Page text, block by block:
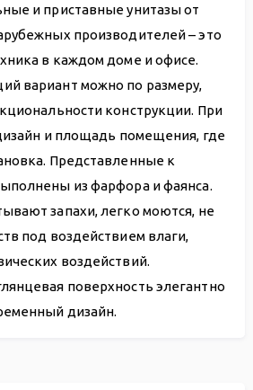
и приставные унитазы от
производителей – это
в каждом доме и офисе.
вариант можно по размеру,
конструкции. При
и площадь помещения, где
Представленные к
из фарфора и фаянса.
запахи, легко моются, не
под воздействием влаги,
воздействий.
поверхность элегантно
дизайн.